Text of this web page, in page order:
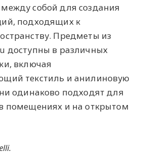
собой для создания
подходящих к
Предметы из
доступны в различных
включая
текстиль и анилиновую
одинаково подходят для
помещениях и на открытом